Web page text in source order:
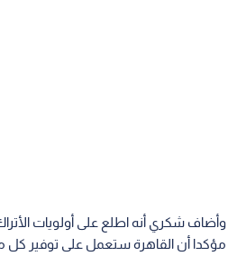
وأضاف شكري أنه اطلع على أولويات
مؤكدا أن القاهرة ستعمل على توفير كل